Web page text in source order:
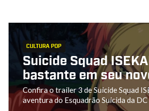
CULTURA POP
Suicide Squad
bastante em seu
Confira o trailer 3 de Suicide Squad
aventura do Esquadrão Suicida da DC